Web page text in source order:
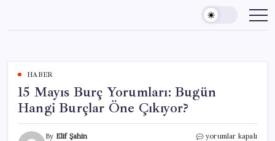
content
HABER
15 Mayıs Burç Yorumları: Bugün
Hangi Burçlar Öne Çıkıyor?
By Elif Şahin
15
yorumlar kapalı